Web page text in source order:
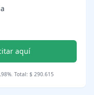
aquí
Total: $ 290.615